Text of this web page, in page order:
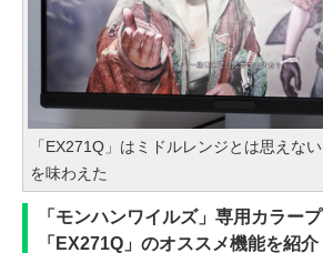
「EX271Q」はミドルレンジとは思えな
を味わえた
「モンハンワイルズ」専用カラー
「EX271Q」のオススメ機能を紹介